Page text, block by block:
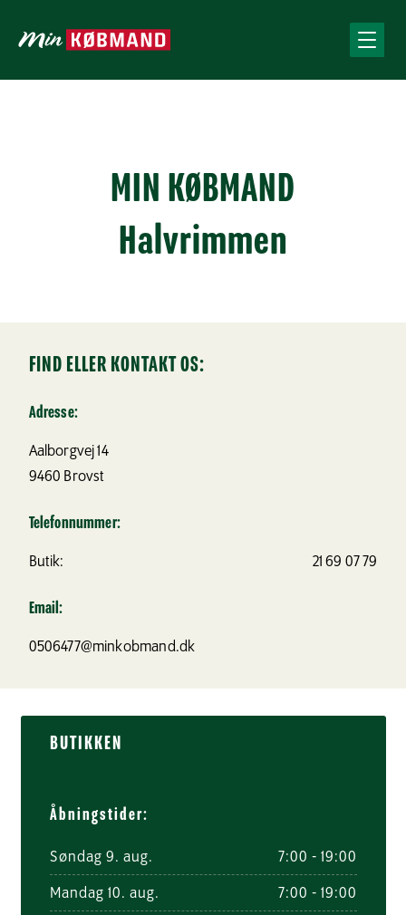
MIN KØBMAND
Halvrimmen
FIND ELLER KONTAKT OS:
Adresse:
Aalborgvej 14
9460 Brovst
Telefonnummer:
Butik: 21 69 07 79
Email:
0506477@minkobmand.dk
BUTIKKEN
Åbningstider:
Søndag 9. aug. 7:00 - 19:00
Mandag 10. aug. 7:00 - 19:00